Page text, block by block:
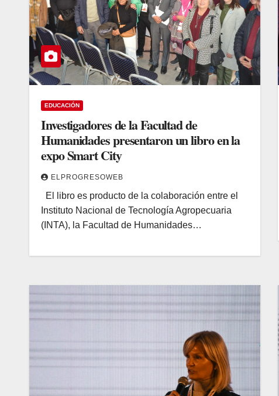
EDUCACIÓN
Investigadores de la Facultad de
Humanidades presentaron un libro en la
expo Smart City
ELPROGRESOWEB
El libro es producto de la colaboración entre el
Instituto Nacional de Tecnología Agropecuaria
(INTA), la Facultad de Humanidades…